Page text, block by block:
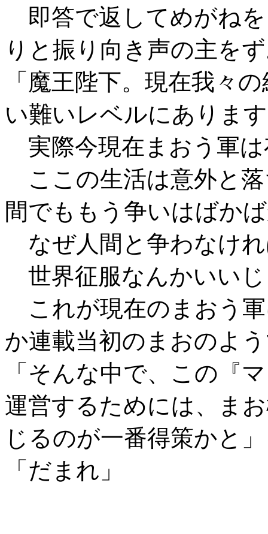
即答で返してめがね
りと振り向き声の主を
「魔王陛下。現在我々
い難いレベルにありま
実際今現在まおう軍
ここの生活は意外と
間でももう争いはばか
なぜ人間と争わなけ
世界征服なんかいい
これが現在のまおう
か連載当初のまおのよ
「そんな中で、この『
運営するためには、ま
じるのが一番得策かと」
「だまれ」